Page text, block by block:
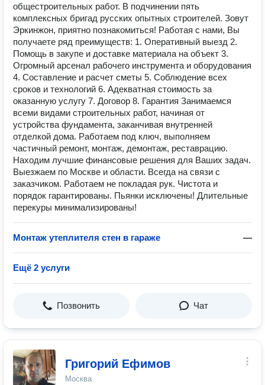
общестроительных работ. В подчинении пять
комплексных бригад русских опытных строителей. Зовут
Эркинжон, приятно познакомиться! Работая с нами, Вы
получаете ряд преимуществ: 1. Оперативный выезд 2.
Помощь в закупе и доставке материала на объект 3.
Огромный арсенал рабочего инструмента и оборудования
4. Составление и расчет сметы 5. Соблюдение всех
сроков и технологий 6. Адекватная стоимость за
оказанную услугу 7. Договор 8. Гарантия Занимаемся
всеми видами строительных работ, начиная от
устройства фундамента, заканчивая внутренней
отделкой дома. Работаем под ключ, выполняем
частичный ремонт, монтаж, демонтаж, реставрацию.
Находим лучшие финансовые решения для Ваших задач.
Выезжаем по Москве и области. Всегда на связи с
заказчиком. Работаем не покладая рук. Чистота и
порядок гарантированы. Пьянки исключены! Длительные
перекуры минимализированы!
Монтаж утеплителя стен в гараже —
Ещё 2 услуги
Позвонить Чат
Григорий Ефимов
Москва